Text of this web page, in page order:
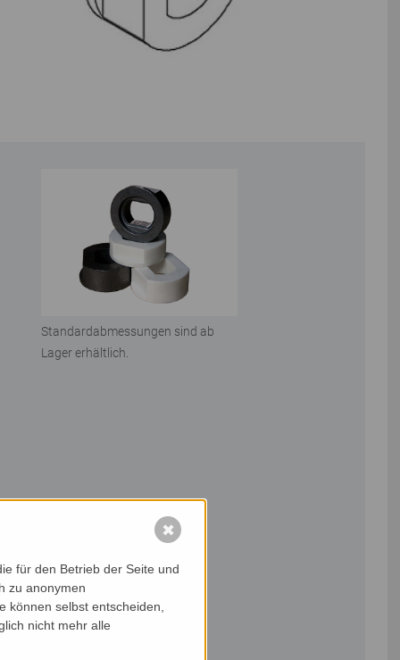
Standardabmessungen sind ab
Lager erhältlich.
für den Betrieb der Seite und
zu anonymen
können selbst entscheiden,
nicht mehr alle
✖